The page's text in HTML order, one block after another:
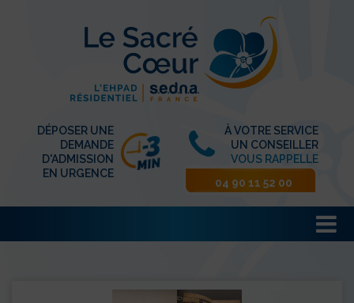
DÉPOSER UNE
DEMANDE
D'ADMISSION
EN URGENCE
À VOTRE SERVICE
UN CONSEILLER
VOUS RAPPELLE
04 90 11 52 00